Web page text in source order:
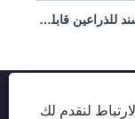
وسادة مسند للذراعين قابلة للغسل في الغسالة وسهلة التنظيف
لنقدم لك